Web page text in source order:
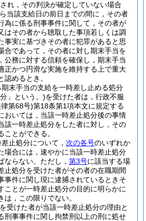
れ，その判決が確定していない場合
当該支給日の前日までの間に，その者
為に係る刑事事件に関して，その者が
はその者から聴取した事項若しくは調
事実に基づきその者に犯罪があると思
合であって，その者に対し期末手当を
公務に対する信頼を確保し，期末手当
正かつ円滑な実施を維持する上で重大
認めるとき。
末手当の支給を一時差し止める処分
」という。)を受けた者は，行政不服
第68号)第18条第1項本文に規定する
おいては，当該一時差止処分後の事情
該一時差止処分をした者に対し，その
とができる。
止処分について， 次の各号のいずれか
場合には，速やかに当該一時差止処分
ならない。 ただし， 第3号に該当する場
止処分を受けた者がその者の在職期間
事件に関し現に逮捕されているときそ
ことが一時差止処分の目的に明らかに
は，この限りでない。
受けた者が当該一時差止処分の理由と
刑事事件に関し拘禁刑以上の刑に処せ